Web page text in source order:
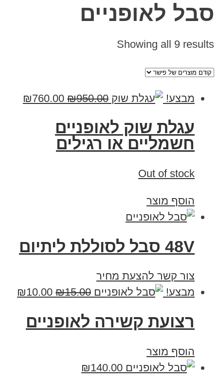
סבל לאופניים
Showing all 9 results
מבצע! ₪950.00
₪760.00
עגלת שוק לאופניים
חשמליים או רגילים
Out of stock
הוסף מוצר
48V סבל לסוללת ליתיום
צור קשר להצעת מחיר
מבצע!
₪15.00
₪10.00
רצועת קשירה לאופניים
הוסף מוצר
₪140.00